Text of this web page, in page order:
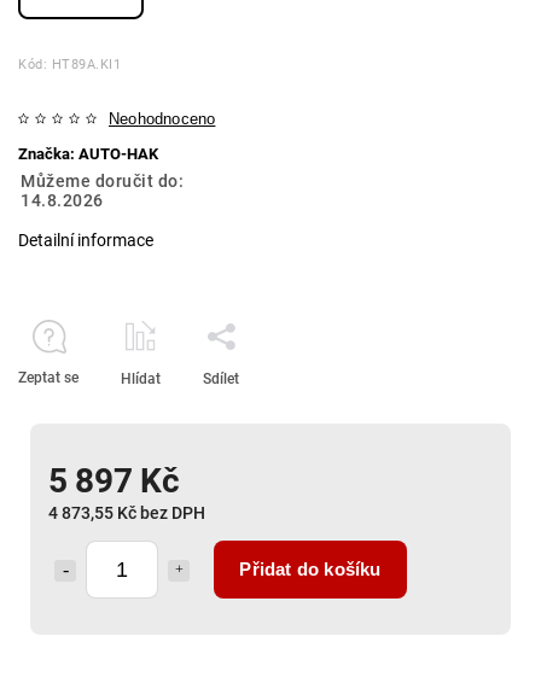
Kód: HT89A.KI1
Neohodnoceno
Značka: AUTO-HAK
5 897 Kč
4 873,55 Kč bez DPH
Přidat do košíku
Můžeme doručit do:
14.8.2026
Detailní informace
Zeptat se Hlídat Sdílet